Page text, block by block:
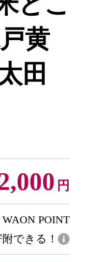
黄
田
円
POINT
できる！